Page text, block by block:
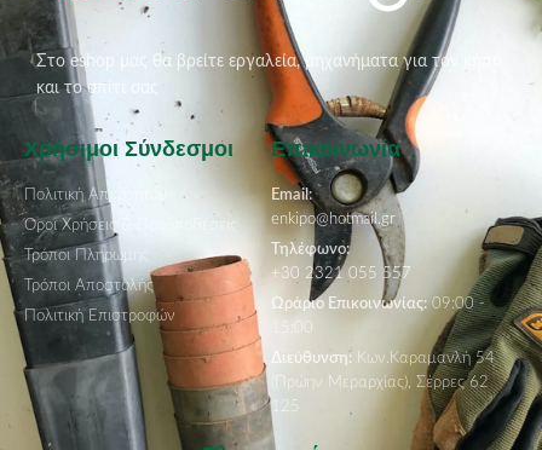
Στο eshop μας θα βρείτε εργαλεία, μηχανήματα για τον κήπο
και το σπίτι σας
Χρήσιμοι Σύνδεσμοι
Πολιτική Απορρήτου
Όροι Χρήσεις & Προϋποθέσεις
Τρόποι Πληρωμής
Τρόποι Αποστολής
Πολιτική Επιστροφών
Επικοινωνία
Email:
enkipo@hotmail.gr
Τηλέφωνο:
+30 2321 055 557
Ωράριο Επικοινωνίας: 09:00 -
15:00
Διεύθυνση: Κων.Καραμανλή 54
(Πρώην Μεραρχίας), Σέρρες 62
125